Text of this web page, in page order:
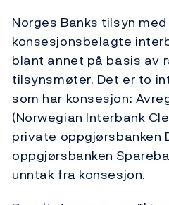
Norges Banks tilsyn
konsesjonsbelagte
blant annet på basis av
tilsynsmøter. Det er to
som har konsesjon:
(Norwegian Interbank
private oppgjørsbanken
oppgjørsbanken
unntak fra konsesjon.